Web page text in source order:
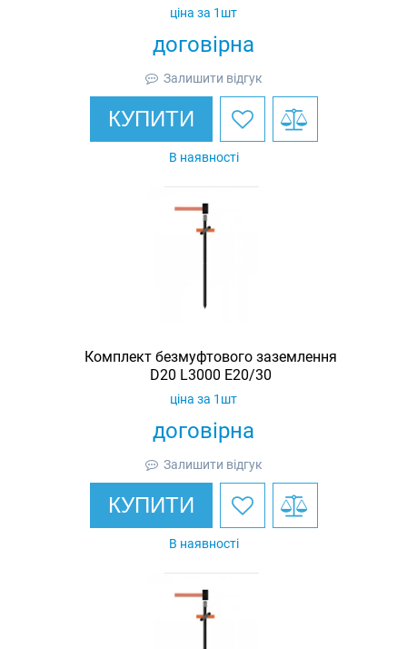
договірна
ціна за 1шт
Залишити відгук
КУПИТИ
В наявності
Комплект безмуфтового заземлення
D20 L3000 E20/30
договірна
ціна за 1шт
Залишити відгук
КУПИТИ
В наявності